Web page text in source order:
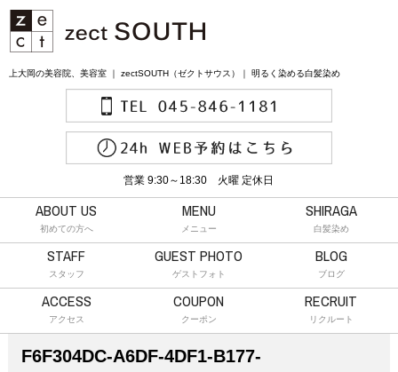
上大岡の美容院、美容室 ｜ zectSOUTH（ゼクトサウス）｜ 明るく染める白髪染め
営業 9:30～18:30 火曜 定休日
ABOUT US
初めての方へ
MENU
メニュー
SHIRAGA
白髪染め
STAFF
スタッフ
GUEST PHOTO
ゲストフォト
BLOG
ブログ
ACCESS
アクセス
COUPON
クーポン
RECRUIT
リクルート
F6F304DC-A6DF-4DF1-B177-